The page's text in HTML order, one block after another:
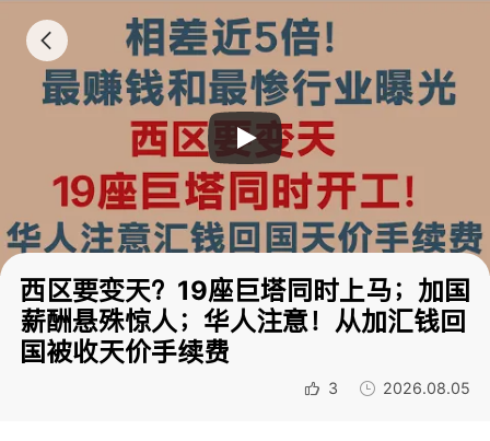
西区要变天？19座巨塔同时上马；加国
薪酬悬殊惊人；华人注意！从加汇钱回
国被收天价手续费
3 2026.08.05